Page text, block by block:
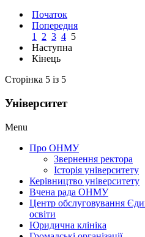
Початок
Попередня
1
2 3 4 5
Наступна
Кінець
Сторінка 5 із 5
Університет
Menu
Про ОНМУ
Звернення ректора
Історія університету
Керівництво університету
Вчена рада ОНМУ
Центр обслуговування
освіти
Юридична клініка